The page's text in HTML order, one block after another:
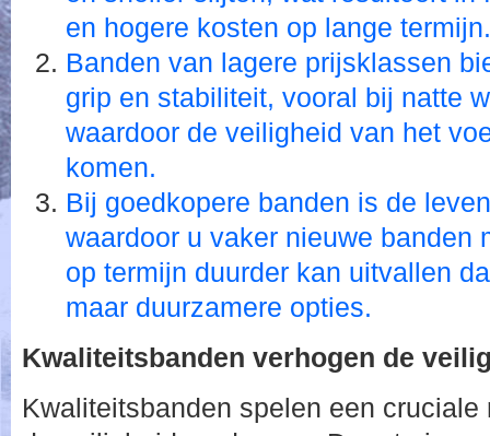
en hogere kosten op lange termijn.
Banden van lagere prijsklassen
grip en stabiliteit, vooral bij natte
waardoor de veiligheid van het
komen.
Bij goedkopere banden is de
waardoor u vaker nieuwe banden
op termijn duurder kan uitvallen
maar duurzamere opties.
Kwaliteitsbanden verhogen de
Kwaliteitsbanden spelen een